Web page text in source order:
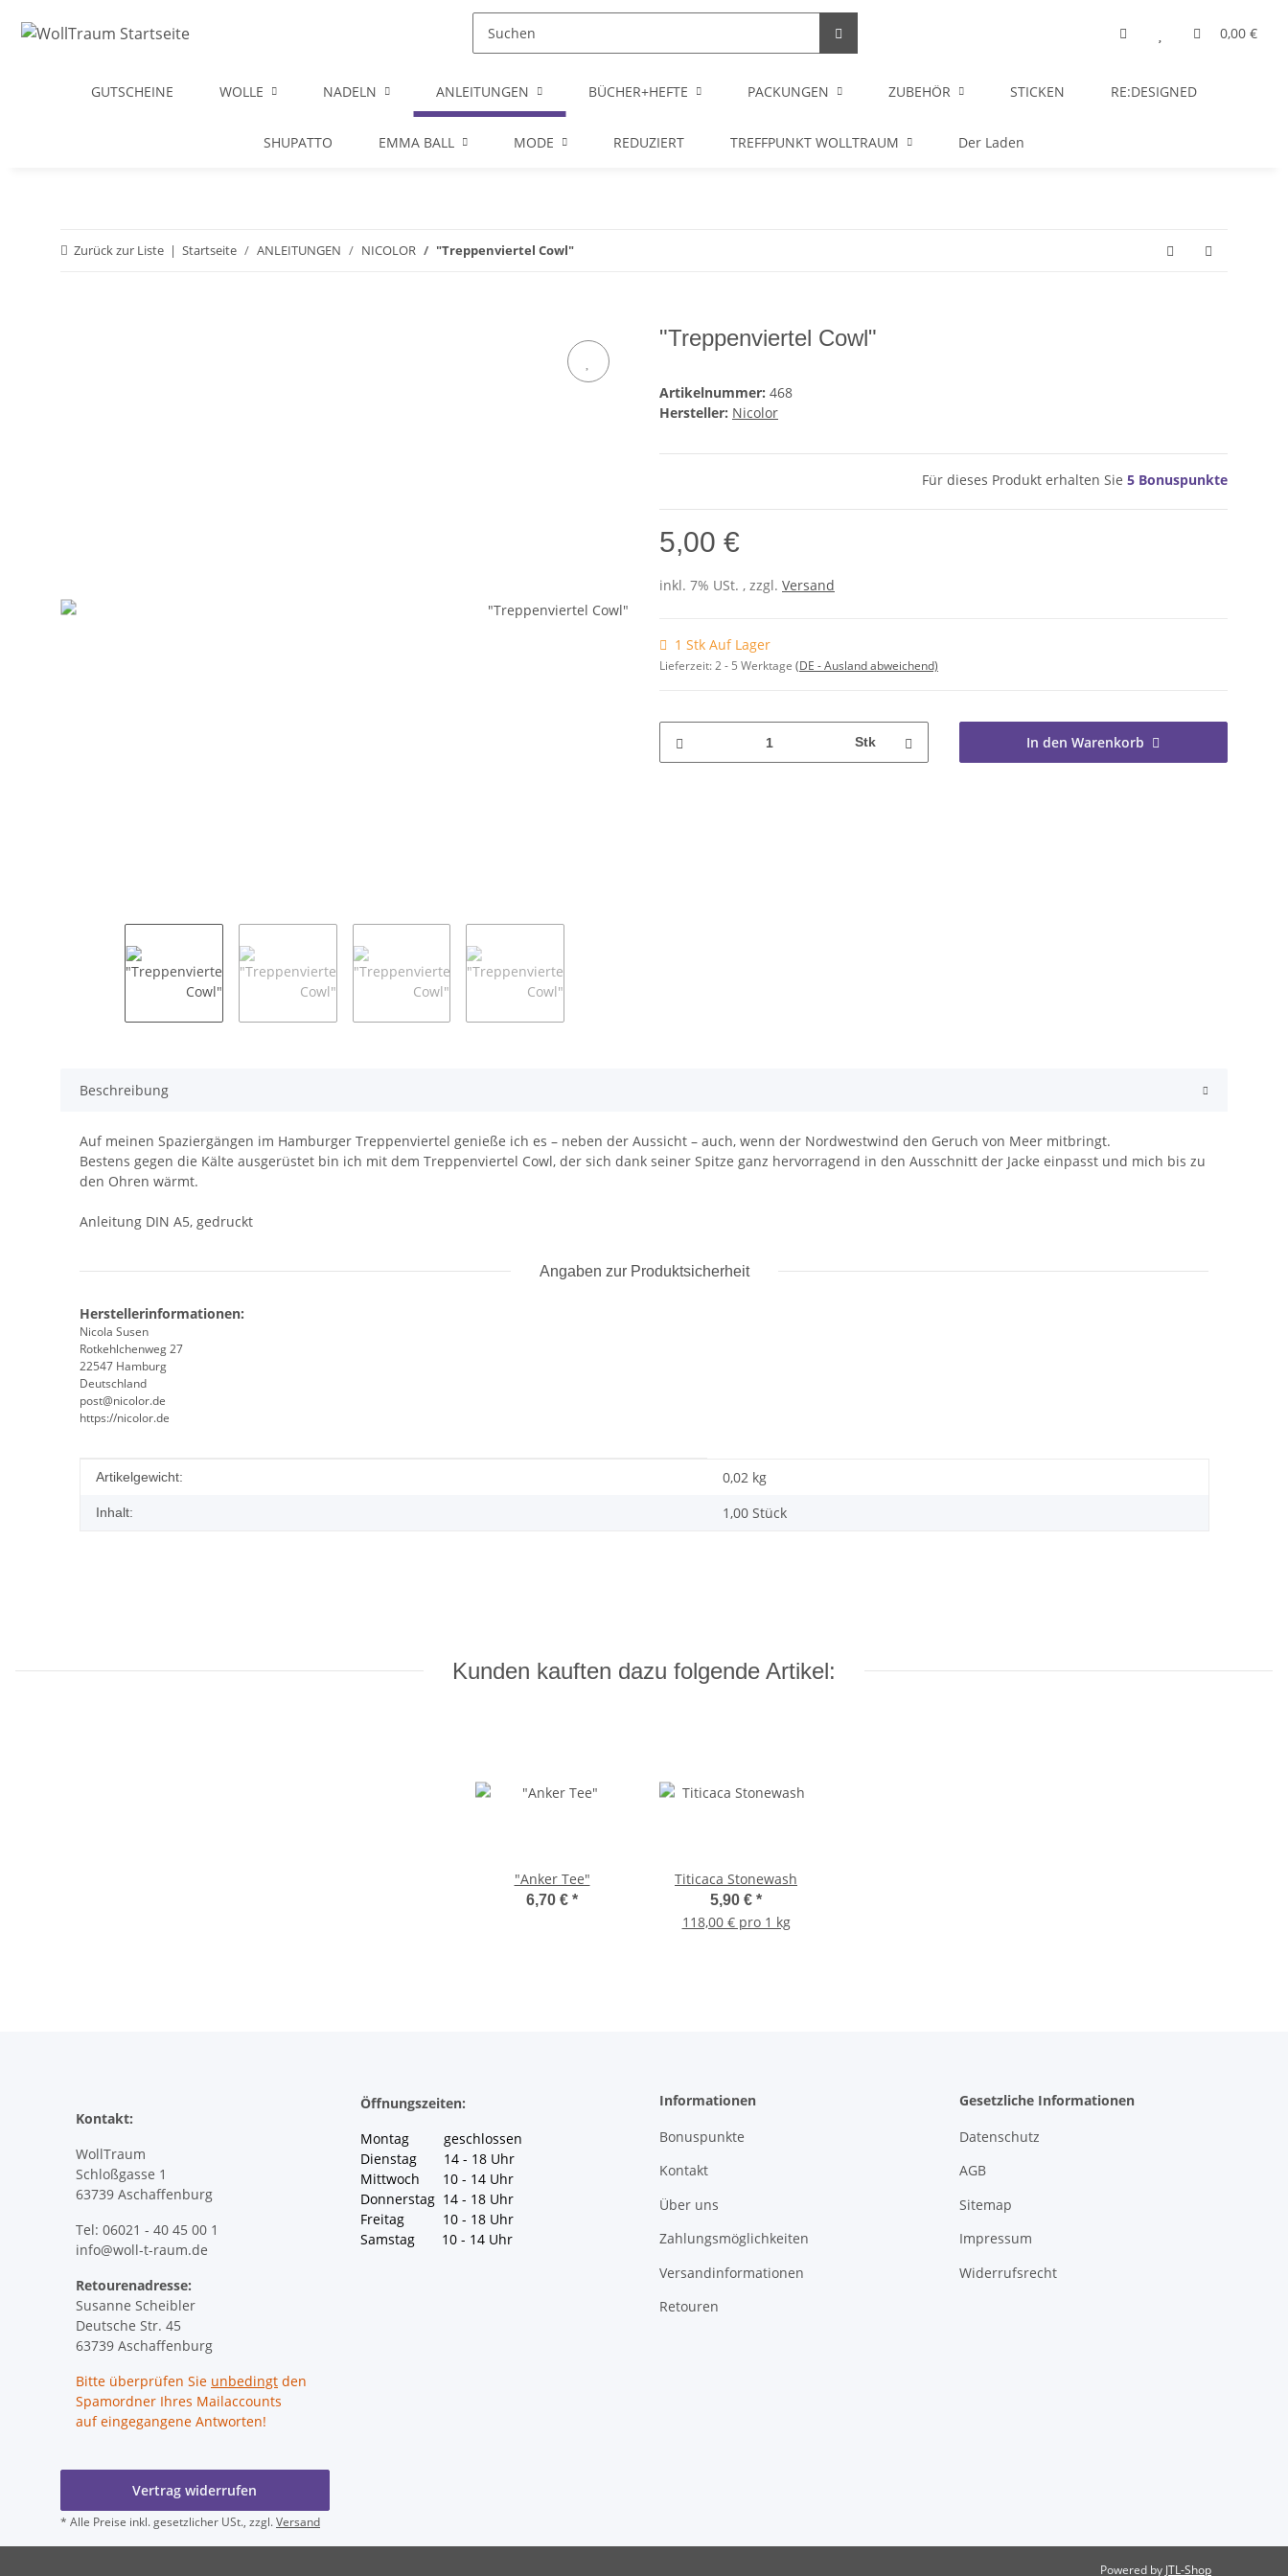
0,00 €
GUTSCHEINE WOLLE NADELN ANLEITUNGEN BÜCHER+HEFTE PACKUNGEN ZUBEHÖR STICKEN RE:DESIGNED
SHUPATTO EMMA BALL MODE REDUZIERT TREFFPUNKT WOLLTRAUM Der Laden
Zurück zur Liste Startseite ANLEITUNGEN NICOLOR "Treppenviertel Cowl"
"Treppenviertel Cowl"
Artikelnummer: 468
Hersteller: Nicolor
Für dieses Produkt erhalten Sie 5 Bonuspunkte
5,00 €
inkl. 7% USt. , zzgl. Versand
1 Stk Auf Lager
Lieferzeit:2 - 5 Werktage (DE - Ausland abweichend)
Stk In den Warenkorb
Beschreibung
Auf meinen Spaziergängen im Hamburger Treppenviertel genieße ich es – neben der Aussicht – auch, wenn der Nordwestwind den Geruch von Meer mitbringt.
Bestens gegen die Kälte ausgerüstet bin ich mit dem Treppenviertel Cowl, der sich dank seiner Spitze ganz hervorragend in den Ausschnitt der Jacke einpasst und mich bis zu
den Ohren wärmt.
Anleitung DIN A5, gedruckt
Angaben zur Produktsicherheit
Herstellerinformationen:
Nicola Susen
Rotkehlchenweg 27
22547 Hamburg
Deutschland
post@nicolor.de
https://nicolor.de
Produkteigenschaft
Wert
Artikelgewicht: 0,02 kg
Inhalt: 1,00 Stück
Kunden kauften dazu folgende Artikel:
"Anker Tee"
6,70 € *
Titicaca Stonewash
5,90 € *
118,00 € pro 1 kg
Kontakt:
WollTraum
Schloßgasse 1
63739 Aschaffenburg
Tel: 06021 - 40 45 00 1
info@woll-t-raum.de
Retourenadresse:
Susanne Scheibler
Deutsche Str. 45
63739 Aschaffenburg
Bitte überprüfen Sie unbedingt den
Spamordner Ihres Mailaccounts
auf eingegangene Antworten!
Öffnungszeiten:
Montag geschlossen
Dienstag 14 - 18 Uhr
Mittwoch 10 - 14 Uhr
Donnerstag 14 - 18 Uhr
Freitag 10 - 18 Uhr
Samstag 10 - 14 Uhr
Informationen
Bonuspunkte
Kontakt
Über uns
Zahlungsmöglichkeiten
Versandinformationen
Retouren
Gesetzliche Informationen
Datenschutz
AGB
Sitemap
Impressum
Widerrufsrecht
Vertrag widerrufen
* Alle Preise inkl. gesetzlicher USt., zzgl.Versand
Powered by JTL-Shop